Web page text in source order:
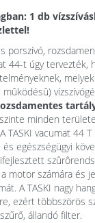
1 db
porszívó,
44-t úgy tervezték,
mûködésû)
minden
TASKI vacumat 44
egészségügyi
motor számára és
A TASKI nagy
ezért többszörös
állandó filter.